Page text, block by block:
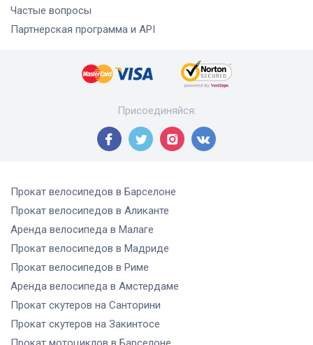
Частые вопросы
Партнерская программа и API
Присоединяйся:
Прокат велосипедов в Барселоне
Прокат велосипедов в Аликанте
Аренда велосипеда в Малаге
Прокат велосипедов в Мадриде
Прокат велосипедов в Риме
Аренда велосипеда в Амстердаме
Прокат скутеров на Санторини
Прокат скутеров на Закинтосе